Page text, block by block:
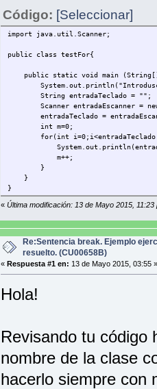
Código: [Seleccionar]
import java.util.Scanner;
public class testFor{
public static void main
System.out.println("Introdusca
String entradaTeclado = "";
Scanner entradaEscanner = new
entradaTeclado =
int m=0;
for(int
m++;
}
}
}
« Última modificación: 13 de Mayo 2015,
Re:Sentencia break. Ejemplo
resuelto. (CU00658B)
« Respuesta #1 en: 13 de Mayo 2015, 03:55 »
Hola!
Revisando tu código
nombre de la clase
hacerlo siempre con